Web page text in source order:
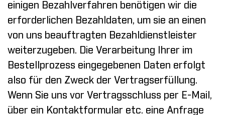
einigen Bezahlverfahren benötigen wir die
erforderlichen Bezahldaten, um sie an einen
von uns beauftragten Bezahldienstleister
weiterzugeben. Die Verarbeitung Ihrer im
Bestellprozess eingegebenen Daten erfolgt
also für den Zweck der Vertragserfüllung.
Wenn Sie uns vor Vertragsschluss per E-Mail,
über ein Kontaktformular etc. eine Anfrage